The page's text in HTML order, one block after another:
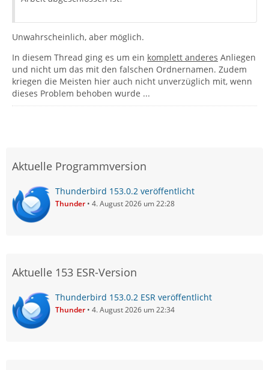
Unwahrscheinlich, aber möglich.
In diesem Thread ging es um ein komplett anderes Anliegen
und nicht um das mit den falschen Ordnernamen. Zudem
kriegen die Meisten hier auch nicht unverzüglich mit, wenn
dieses Problem behoben wurde ...
Aktuelle Programmversion
Thunderbird 153.0.2 veröffentlicht
Thunder 4. August 2026 um 22:28
Aktuelle 153 ESR-Version
Thunderbird 153.0.2 ESR veröffentlicht
Thunder 4. August 2026 um 22:34